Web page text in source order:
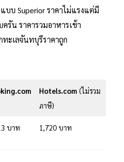
บ Superior ราคาไม่แรงแต่มี
รัน ราคารวมอาหารเช้า
ะเลจันทบุรีราคาถูก
Hotels.com (ไม่รวม
ภาษี)
บาท 1,720 บาท